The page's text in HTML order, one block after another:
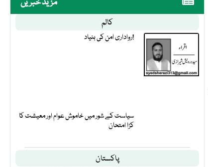
مزید خبریں
کالم
رواداری امن کی بنیاد!
سیاست کے شور میں خاموش عوام اور معیشت کا
کڑا امتحان
پاکستان